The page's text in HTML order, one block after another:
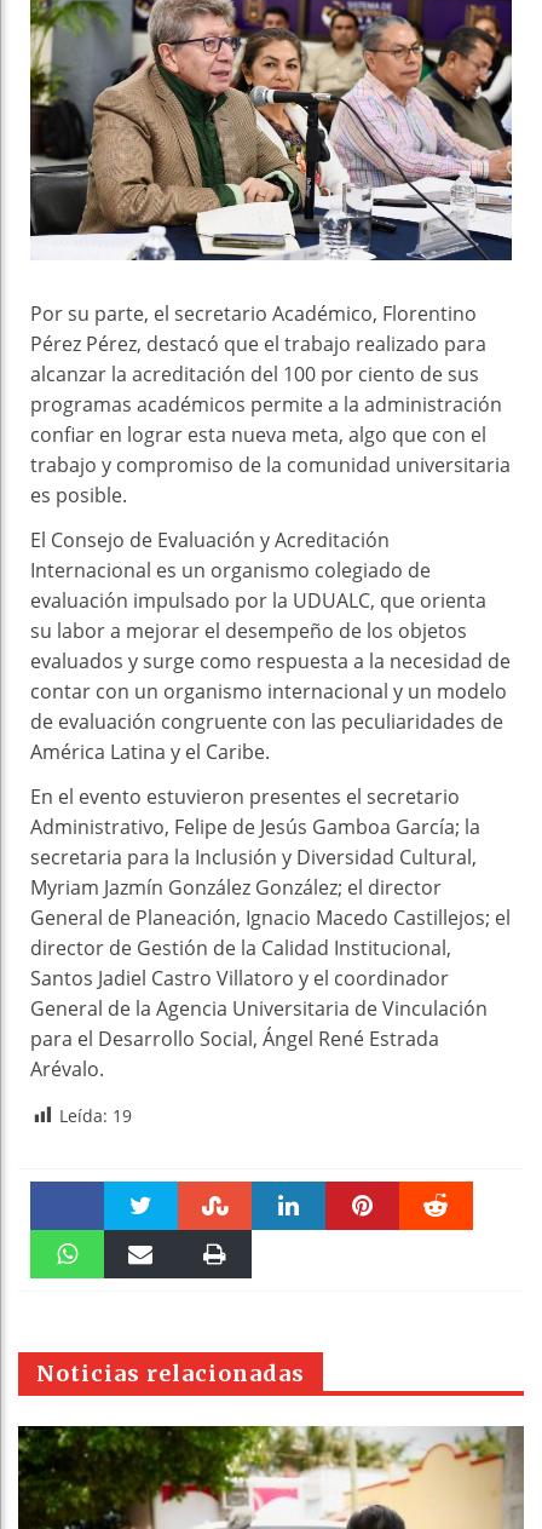
Por su parte, el secretario Académico, Florentino
Pérez Pérez, destacó que el trabajo realizado para
alcanzar la acreditación del 100 por ciento de sus
programas académicos permite a la administración
confiar en lograr esta nueva meta, algo que con el
trabajo y compromiso de la comunidad universitaria
es posible.
El Consejo de Evaluación y Acreditación
Internacional es un organismo colegiado de
evaluación impulsado por la UDUALC, que orienta
su labor a mejorar el desempeño de los objetos
evaluados y surge como respuesta a la necesidad de
contar con un organismo internacional y un modelo
de evaluación congruente con las peculiaridades de
América Latina y el Caribe.
En el evento estuvieron presentes el secretario
Administrativo, Felipe de Jesús Gamboa García; la
secretaria para la Inclusión y Diversidad Cultural,
Myriam Jazmín González González; el director
General de Planeación, Ignacio Macedo Castillejos; el
director de Gestión de la Calidad Institucional,
Santos Jadiel Castro Villatoro y el coordinador
General de la Agencia Universitaria de Vinculación
para el Desarrollo Social, Ángel René Estrada
Arévalo.
Leída: 19
Faceboo Twitter Stumble
pt
Noticias relacionadas